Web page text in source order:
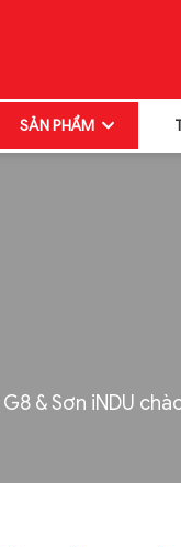
SẢN PHẨM
& Sơn iNDU